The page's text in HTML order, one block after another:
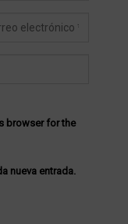
browser for the
nueva entrada.